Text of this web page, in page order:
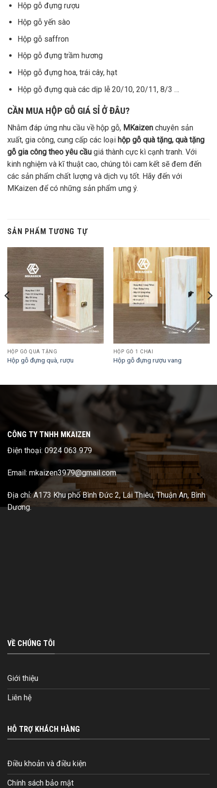
Hộp gỗ đựng rượu
Hộp gỗ yến sào
Hộp gỗ saffron
Hộp gỗ đựng trầm hương
Hộp gỗ đựng hoa, trái cây, hạt
Hộp gỗ đựng quà các dịp lễ 20/10, 20/11, 8/3 …
CẦN MUA HỘP GỖ GIÁ SỈ Ở ĐÂU?
Nhằm đáp ứng nhu cầu về hộp gỗ, MKaizen chuyên sản
xuất, gia công, cung cấp các loại hộp gỗ quà tặng, quà tặng
gỗ gia công theo yêu cầu giá thành cực kì cạnh tranh. Với
kinh nghiệm và kĩ thuật cao, chúng tôi cam kết sẽ đem đến
các sản phẩm chất lượng và dịch vụ tốt. Hãy đến với
MKaizen để có những sản phẩm ưng ý.
SẢN PHẨM TƯƠNG TỰ
HỘP GỖ QUÀ TẶNG
Hộp gỗ đựng quà, rượu
HỘP GỖ 1 CHAI
Hộp gỗ đựng rượu vang
CÔNG TY TNHH MKAIZEN
Điện thoại: 0924 063 979
Email: mkaizen3979@gmail.com
Địa chỉ: A173 Khu phố Bình Đức 2, Lái Thiêu, Thuận An, Bình
Dương.
VỀ CHÚNG TÔI
Giới thiệu
Liên hệ
HỖ TRỢ KHÁCH HÀNG
Điều khoản và điều kiện
Chính sách bảo mật